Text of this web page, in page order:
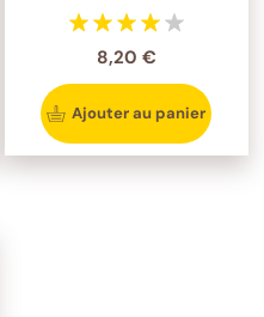
8,20 €
Ajouter au panier